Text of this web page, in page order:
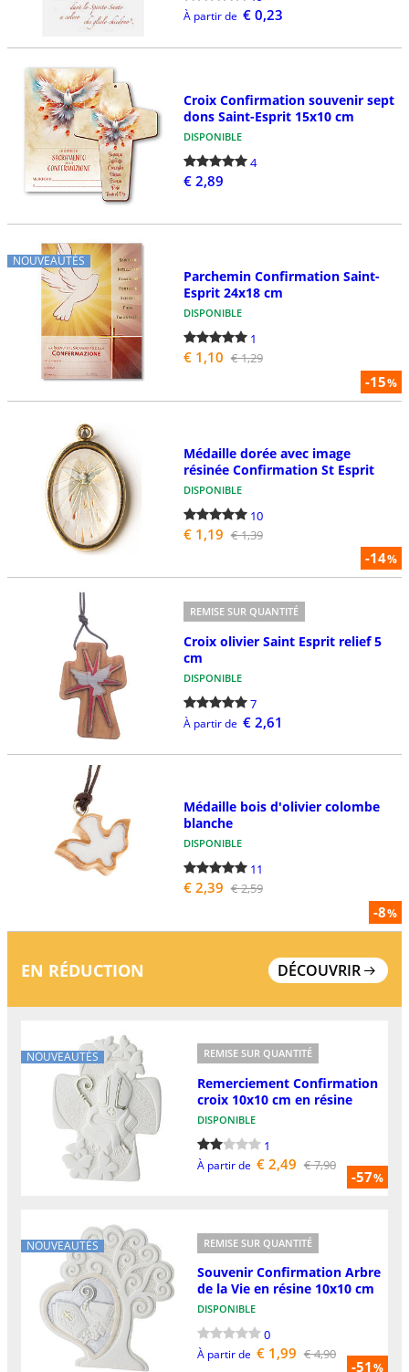
À partir de € 0,23
Croix Confirmation souvenir sept
dons Saint-Esprit 15x10 cm
DISPONIBLE
4
€ 2,89
NOUVEAUTÉS
-15%
Parchemin Confirmation Saint-
Esprit 24x18 cm
DISPONIBLE
1
€ 1,10 € 1,29
-14%
Médaille dorée avec image
résinée Confirmation St Esprit
DISPONIBLE
10
€ 1,19 € 1,39
REMISE SUR QUANTITÉ
Croix olivier Saint Esprit relief 5
cm
DISPONIBLE
7
À partir de € 2,61
-8%
Médaille bois d'olivier colombe
blanche
DISPONIBLE
11
€ 2,39 € 2,59
EN RÉDUCTION DÉCOUVRIR
NOUVEAUTÉS
-57%
REMISE SUR QUANTITÉ
Remerciement Confirmation
croix 10x10 cm en résine
DISPONIBLE
1
À partir de € 2,49 € 7,90
NOUVEAUTÉS
-51%
REMISE SUR QUANTITÉ
Souvenir Confirmation Arbre
de la Vie en résine 10x10 cm
DISPONIBLE
0
À partir de € 1,99 € 4,90